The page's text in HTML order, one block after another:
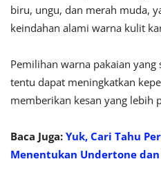
biru, ungu, dan merah muda,
keindahan alami warna kulit
Pemilihan warna pakaian yang
tentu dapat meningkatkan
memberikan kesan yang lebih
Baca Juga: Yuk, Cari Tahu
Menentukan Undertone dan